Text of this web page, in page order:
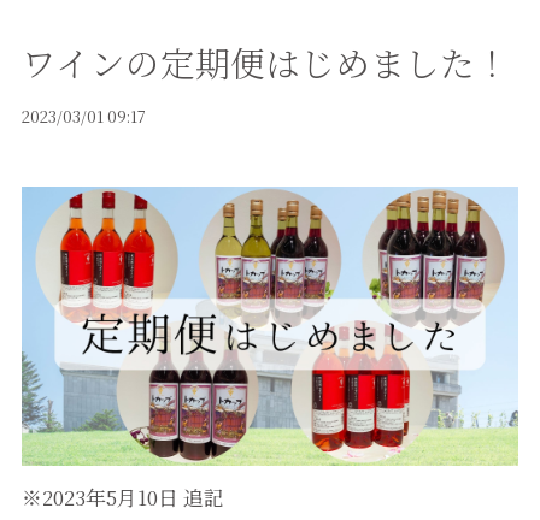
ワインの定期便はじめました！
2023/03/01 09:17
※2023年5月10日 追記